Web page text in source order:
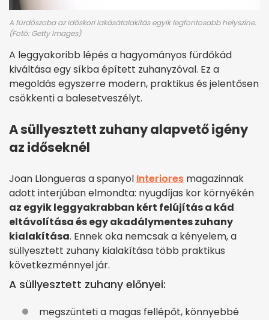
A fürdőszoba az időskori lakásátalakítás egyik legfontosabb helyszíne.
(Fotó: Getty Images)
A leggyakoribb lépés a hagyományos fürdőkád
kiváltása egy síkba épített zuhanyzóval. Ez a
megoldás egyszerre modern, praktikus és jelentősen
csökkenti a balesetveszélyt.
A süllyesztett zuhany alapvető igény
az időseknél
Joan Llongueras a spanyol Interiores magazinnak
adott interjúban elmondta: nyugdíjas kor környékén
az egyik leggyakrabban kért felújítás a kád
eltávolítása és egy akadálymentes zuhany
kialakítása. Ennek oka nemcsak a kényelem, a
süllyesztett zuhany kialakítása több praktikus
következménnyel jár.
A süllyesztett zuhany előnyei:
megszünteti a magas fellépőt, könnyebbé